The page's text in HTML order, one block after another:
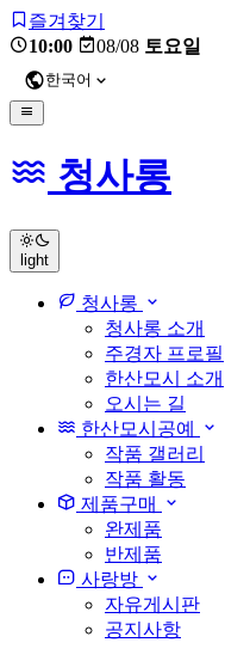
즐겨찾기
10:00
08/08 토요일
한국어
청사롱
light
청사롱
청사롱 소개
주경자 프로필
한산모시 소개
오시는 길
한산모시공예
작품 갤러리
작품 활동
제품구매
완제품
반제품
사랑방
자유게시판
공지사항